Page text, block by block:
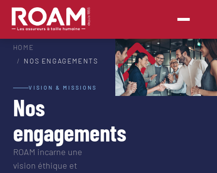
HOME
NOS ENGAGEMENTS
VISION & MISSIONS
Nos
engagements
ROAM incarne une
vision éthique et